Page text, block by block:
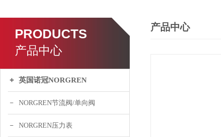
PRODUCTS
产品中心
英国诺冠NORGREN
NORGREN节流阀/单向阀
NORGREN压力表
产品中心